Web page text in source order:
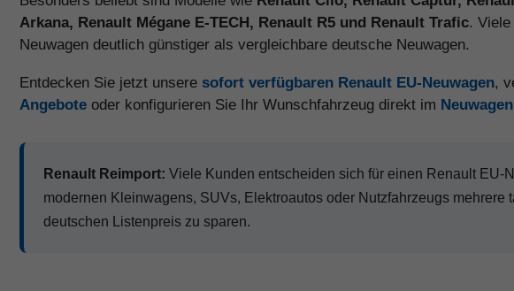
Arkana, Renault Mégane E-TECH, Renault R5 und Renault Trafic.
Neuwagen deutlich günstiger als vergleichbare deutsche Neuwagen.
Entdecken Sie jetzt unsere sofort verfügbaren Renault EU-Neuwagen,
Angebote oder konfigurieren Sie Ihr Wunschfahrzeug direkt im
Renault Reimport: Viele Kunden entscheiden sich für einen Renault EU-
modernen Kleinwagens, SUVs, Elektroautos oder Nutzfahrzeugs mehrere
deutschen Listenpreis zu sparen.